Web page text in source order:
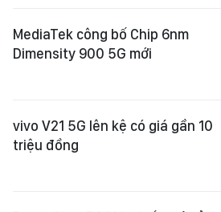
MediaTek công bố Chip 6nm
Dimensity 900 5G mới
vivo V21 5G lên kệ có giá gần 10
triệu đồng